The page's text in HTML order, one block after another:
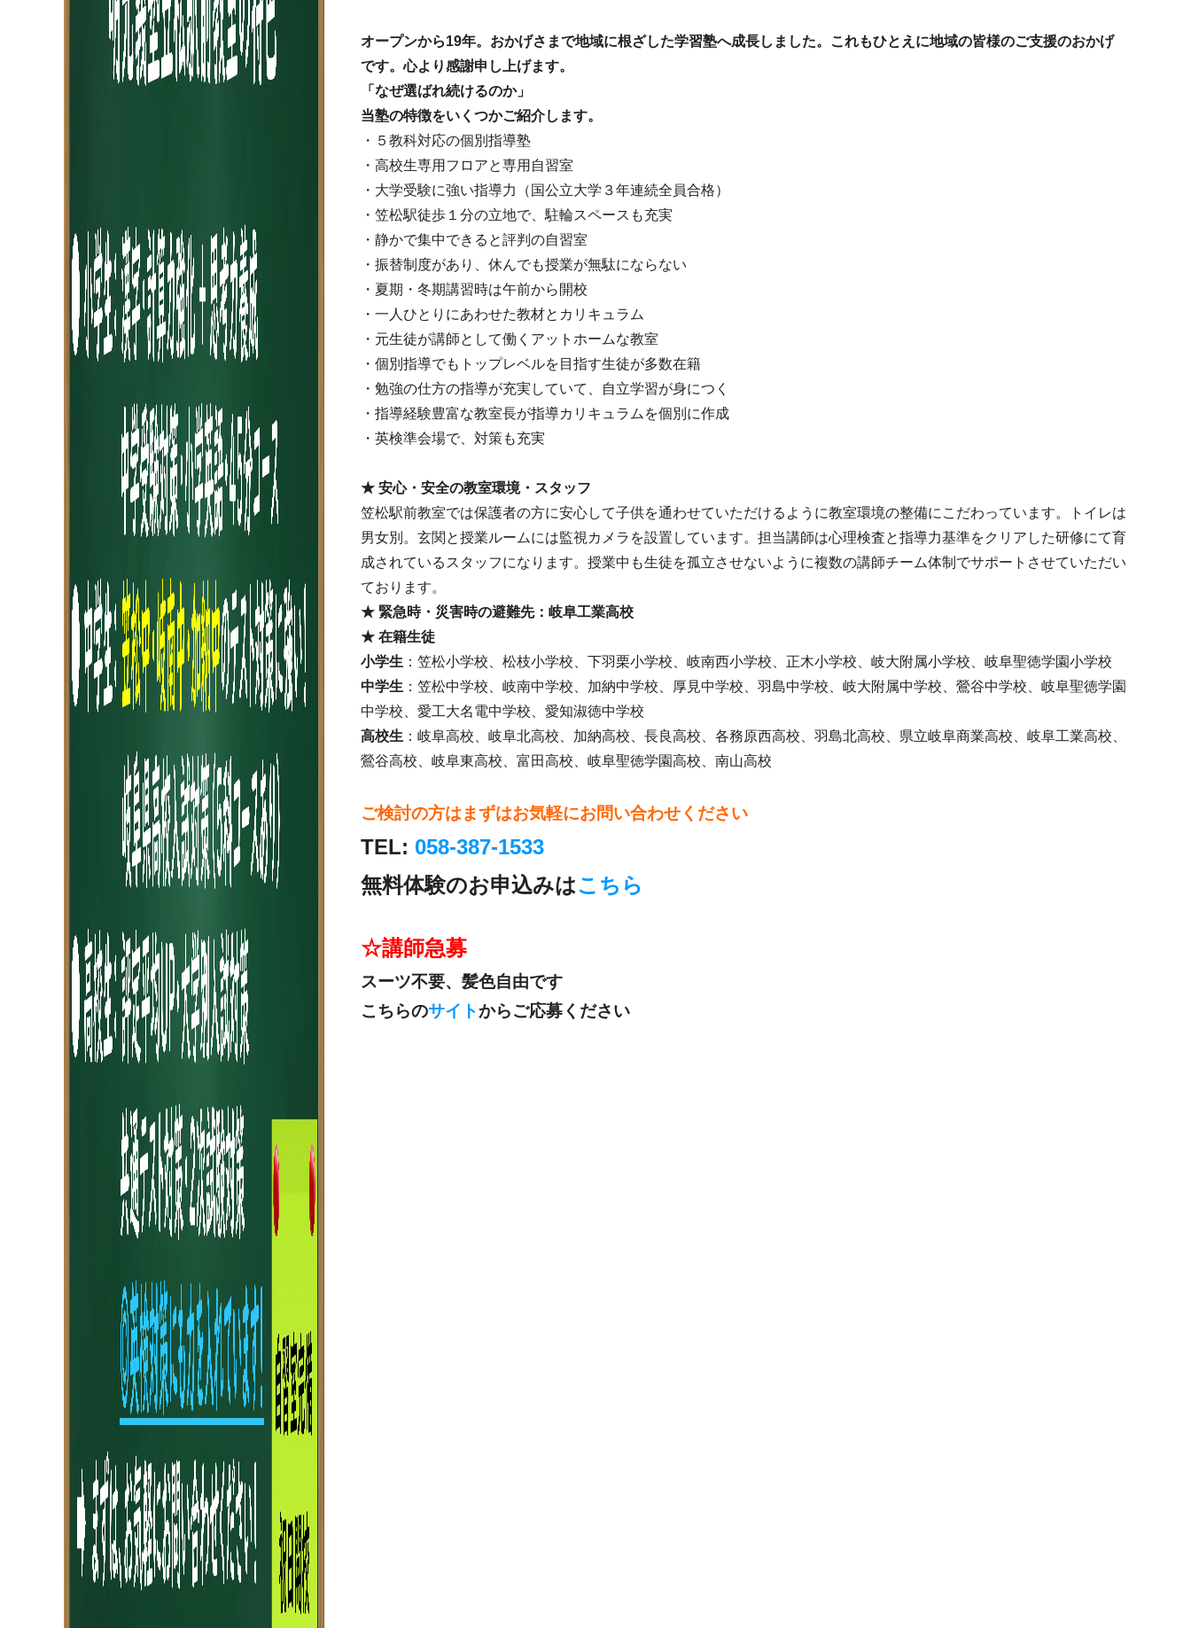
オープンから19年。おかげさまで地域に根ざした学習塾へ成長しました。これもひとえに地域の皆様のご支援のおかげ
です。心より感謝申し上げます。
「なぜ選ばれ続けるのか」
当塾の特徴をいくつかご紹介します。
・５教科対応の個別指導塾
・高校生専用フロアと専用自習室
・大学受験に強い指導力（国公立大学３年連続全員合格）
・笠松駅徒歩１分の立地で、駐輪スペースも充実
・静かで集中できると評判の自習室
・振替制度があり、休んでも授業が無駄にならない
・夏期・冬期講習時は午前から開校
・一人ひとりにあわせた教材とカリキュラム
・元生徒が講師として働くアットホームな教室
・個別指導でもトップレベルを目指す生徒が多数在籍
・勉強の仕方の指導が充実していて、自立学習が身につく
・指導経験豊富な教室長が指導カリキュラムを個別に作成
・英検準会場で、対策も充実
★ 安心・安全の教室環境・スタッフ
笠松駅前教室では保護者の方に安心して子供を通わせていただけるように教室環境の整備にこだわっています。トイレは
男女別。玄関と授業ルームには監視カメラを設置しています。担当講師は心理検査と指導力基準をクリアした研修にて育
成されているスタッフになります。授業中も生徒を孤立させないように複数の講師チーム体制でサポートさせていただい
ております。
★ 緊急時・災害時の避難先：岐阜工業高校
★ 在籍生徒
小学生 ：笠松小学校、松枝小学校、下羽栗小学校、岐南西小学校、正木小学校、岐大附属小学校、岐阜聖徳学園小学校
中学生 ：笠松中学校、岐南中学校、加納中学校、厚見中学校、羽島中学校、岐大附属中学校、鶯谷中学校、岐阜聖徳学園
中学校、愛工大名電中学校、愛知淑徳中学校
高校生 ：岐阜高校、岐阜北高校、加納高校、長良高校、各務原西高校、羽島北高校、県立岐阜商業高校、岐阜工業高校、
鶯谷高校、岐阜東高校、富田高校、岐阜聖徳学園高校、南山高校
ご検討の方はまずはお気軽にお問い合わせください
TEL: 058-387-1533
無料体験のお申込みはこちら
☆講師急募
スーツ不要、髪色自由です
こちらのサイトからご応募ください